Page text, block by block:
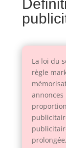
La loi du
règle